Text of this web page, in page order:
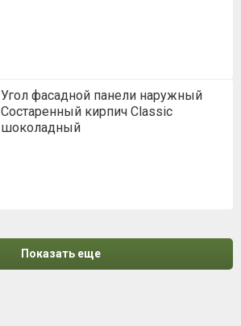
Угол фасадной панели наружный
Состаренный кирпич Classic
шоколадный
Показать еще